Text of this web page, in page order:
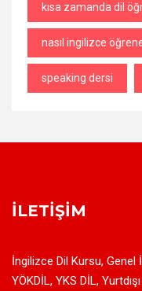
kısa zamanda dil
nasıl ingilizce
speaking dersi
İLETIŞIM
İngilizce Dil Kursu, Genel
YÖKDİL, YKS DİL,